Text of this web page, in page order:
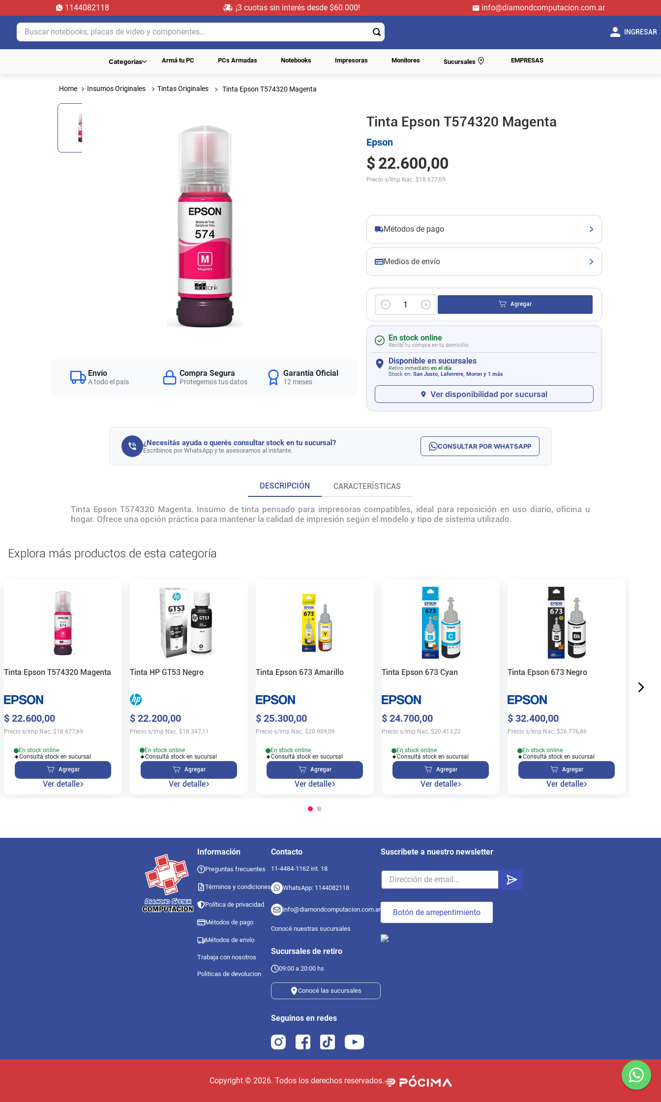
1144082118 ¡3 cuotas sin interés desde $60.000!
info@diamondcomputacion.com.ar
Buscar notebooks, placas de video y componentes...
INGRESAR
Categorías Armá tu PC PCs Armadas Notebooks Impresoras Monitores Sucursales EMPRESAS
Insumos Originales Tintas Originales Tinta Epson T574320 Magenta
Envío
A todo el país
Compra Segura
Protegemos tus datos
Garantía Oficial
12 meses
Tinta Epson T574320 Magenta
Epson
$ 22.600,00
Precio s/Imp Nac. $18.677,69
Métodos de pago
Medios de envío
＋
－ Agregar
En stock online
Recibí tu compra en tu domicilio
Disponible en sucursales
Retiro inmediato en el día
Stock en: San Justo, Laferrere, Morony 1 más
Ver disponibilidad por sucursal
¿Necesitás ayuda o querés consultar stock en tu sucursal?
Escribinos por WhatsApp y te asesoramos al instante. CONSULTAR POR WHATSAPP
DESCRIPCIÓN CARACTERÍSTICAS
Tinta Epson T574320 Magenta. Insumo de tinta pensado para impresoras compatibles, ideal para reposición en uso diario, oficina u
hogar. Ofrece una opción práctica para mantener la calidad de impresión según el modelo y tipo de sistema utilizado.
Explora más productos de esta categoría
Tinta Epson T574320 Magenta
$ 22.600,00
Precio s/Imp Nac. $18.677,69
En stock online
Consultá stock en sucursal
Agregar
Ver detalle
Tinta HP GT53 Negro
$ 22.200,00
Precio s/Imp Nac. $18.347,11
En stock online
Consultá stock en sucursal
Agregar
Ver detalle
Tinta Epson 673 Amarillo
$ 25.300,00
Precio s/Imp Nac. $20.909,09
En stock online
Consultá stock en sucursal
Agregar
Ver detalle
Tinta Epson 673 Cyan
$ 24.700,00
Precio s/Imp Nac. $20.413,22
En stock online
Consultá stock en sucursal
Agregar
Ver detalle
Tinta Epson 673 Negro
$ 32.400,00
Precio s/Imp Nac. $26.776,86
En stock online
Consultá stock en sucursal
Agregar
Ver detalle
Información
Preguntas frecuentes
Términos y condiciones
Política de privacidad
Métodos de pago
Métodos de envío
Trabaja con nosotros
Politicas de devolucion
Contacto
11-4484-1162 int. 18
WhatsApp: 1144082118
info@diamondcomputacion.com.ar
Conocé nuestras sucursales
Sucursales de retiro
09:00 a 20:00 hs
Conocé las sucursales
Seguinos en redes
Suscribete a nuestro newsletter
Botón de arrepentimiento
Copyright © 2026. Todos los derechos reservados.